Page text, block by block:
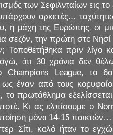
των Σεφιλνταίων εις
αρκετές…
η μάχη της Ευρώπης, οι
σεζόν, την πρώτη στο
Τοποθετήθηκα πριν λίγο
ότι 30 χρόνια δεν
Champions League, το
έναν από τους
το πρωτάθλημα
Κι ας ελπίσουμε ο
μόνο 14-15 παικτών…
Σίτι, καλό ήταν το